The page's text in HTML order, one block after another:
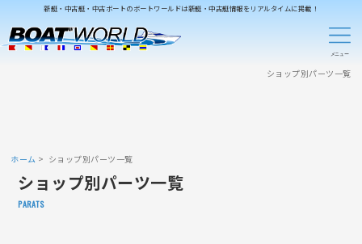
新艇・中古艇・中古ボートのボートワールドは新艇・中古艇情報をリアルタイムに掲載！
ショップ別パーツ一覧
ホーム ショップ別パーツ一覧
ショップ別パーツ一覧
PARATS